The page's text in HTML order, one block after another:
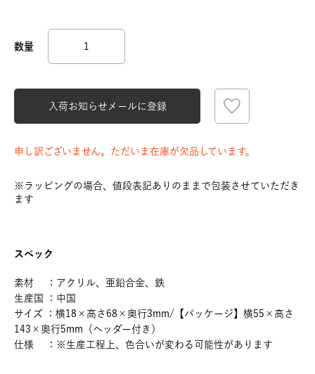
入荷お知らせメールに登録
申し訳ございません。ただいま在庫が欠品しています。
※ラッピングの場合、値段表記ありのままで包装させていただき
ます
スペック
素材 ：アクリル、亜鉛合金、鉄
生産国 ：中国
サイズ ：横18×高さ68×奥行3mm/【パッケージ】横55×高さ
143×奥行5mm（ヘッダー付き）
仕様 ：※生産工程上、色合いが変わる可能性があります